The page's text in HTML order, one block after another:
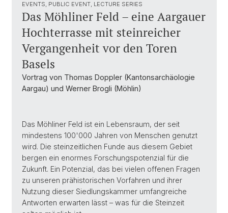
EVENTS, PUBLIC EVENT, LECTURE SERIES
Das Möhliner Feld – eine Aargauer
Hochterrasse mit steinreicher
Vergangenheit vor den Toren
Basels
Vortrag von Thomas Doppler (Kantonsarchäologie
Aargau) und Werner Brogli (Möhlin)
Das Möhliner Feld ist ein Lebensraum, der seit
mindestens 100'000 Jahren von Menschen genutzt
wird. Die steinzeitlichen Funde aus diesem Gebiet
bergen ein enormes Forschungspotenzial für die
Zukunft. Ein Potenzial, das bei vielen offenen Fragen
zu unseren prähistorischen Vorfahren und ihrer
Nutzung dieser Siedlungskammer umfangreiche
Antworten erwarten lässt – was für die Steinzeit